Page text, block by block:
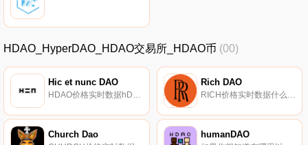
HDAO_HyperDAO_HDAO交易所_HDAO币 (00)
Hic et nunc DAO Rich DAO
Church Dao humanDAO